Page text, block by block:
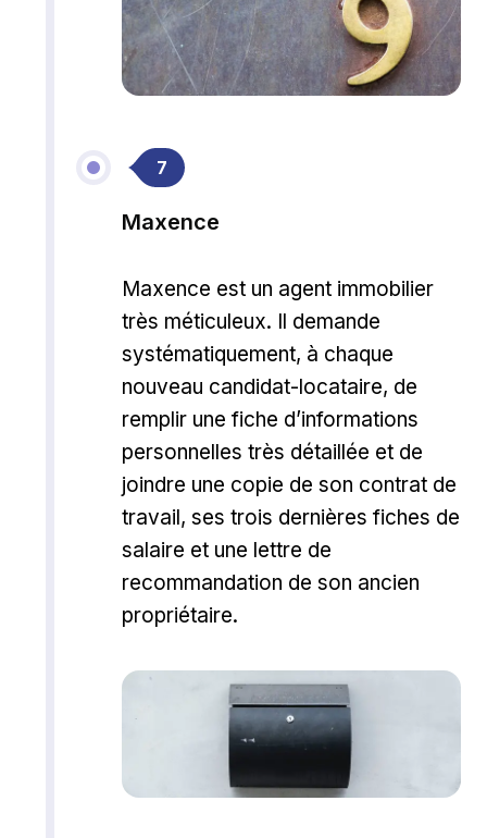
7
Maxence
Maxence est un agent immobilier
très méticuleux. Il demande
systématiquement, à chaque
nouveau candidat-locataire, de
remplir une fiche d’informations
personnelles très détaillée et de
joindre une copie de son contrat de
travail, ses trois dernières fiches de
salaire et une lettre de
recommandation de son ancien
propriétaire.